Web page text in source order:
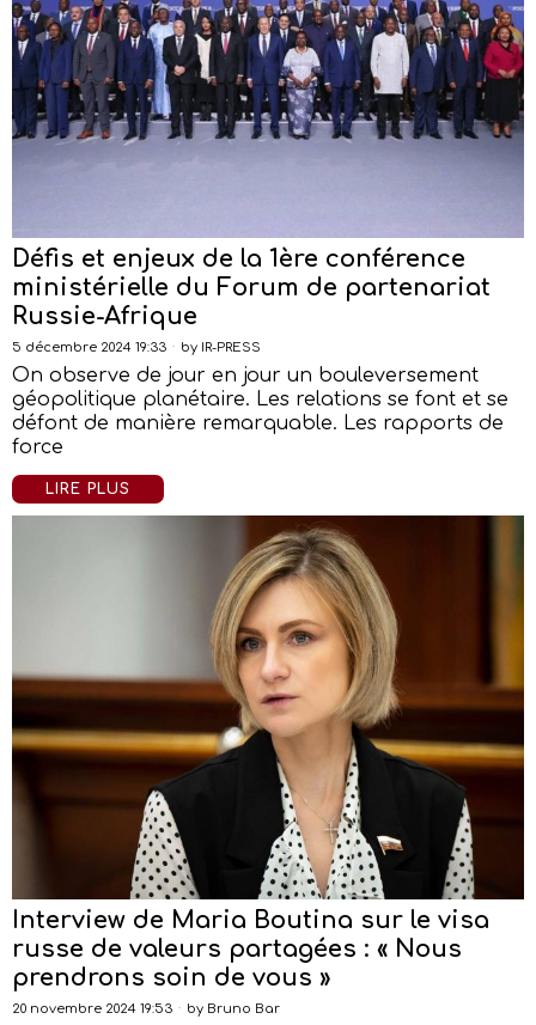
Défis et enjeux de la 1ère conférence
ministérielle du Forum de partenariat
Russie-Afrique
5 décembre 2024 19:33 by IR-PRESS
On observe de jour en jour un bouleversement
géopolitique planétaire. Les relations se font et se
défont de manière remarquable. Les rapports de
force
LIRE PLUS
Interview de Maria Boutina sur le visa
russe de valeurs partagées : « Nous
prendrons soin de vous »
20 novembre 2024 19:53 by Bruno Bar